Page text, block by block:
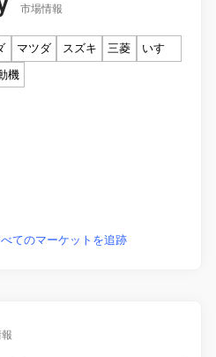
市場情報
マツダ スズキ 三菱
いすゞ
機
てのマーケットを追跡